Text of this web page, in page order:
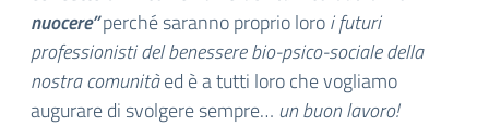
nuocere”perché saranno proprio loroi futuri
professionisti del benessere bio-psico-sociale della
nostra comunitàed è a tutti loro che vogliamo
augurare di svolgere sempre… un buon lavoro!